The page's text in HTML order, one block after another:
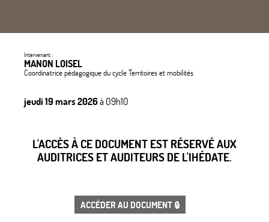
Intervenant :
MANON LOISEL
Coordinatrice pédagogique du cycle Territoires et mobilités
jeudi 19 mars 2026à 09h10
L'ACCÈS À CE DOCUMENT EST RÉSERVÉ AUX
AUDITRICES ET AUDITEURS DE L'IHÉDATE.
ACCÉDER AU DOCUMENT 🔒